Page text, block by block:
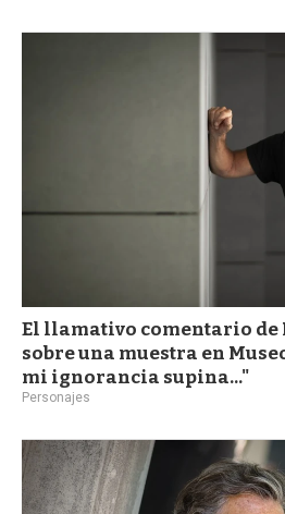
El llamativo comentario de
sobre una muestra en
mi ignorancia supina..."
Personajes